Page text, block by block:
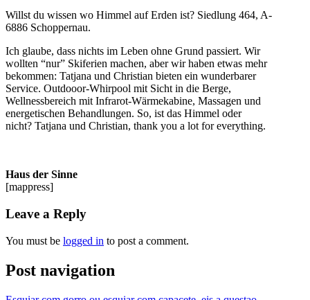
Willst du wissen wo Himmel auf Erden ist? Siedlung 464, A-
6886 Schoppernau.
Ich glaube, dass nichts im Leben ohne Grund passiert. Wir
wollten “nur” Skiferien machen, aber wir haben etwas mehr
bekommen: Tatjana und Christian bieten ein wunderbarer
Service. Outdooor-Whirpool mit Sicht in die Berge,
Wellnessbereich mit Infrarot-Wärmekabine, Massagen und
energetischen Behandlungen. So, ist das Himmel oder
nicht? Tatjana und Christian, thank you a lot for everything.
Haus der Sinne
[mappress]
Leave a Reply
You must be logged in to post a comment.
Post navigation